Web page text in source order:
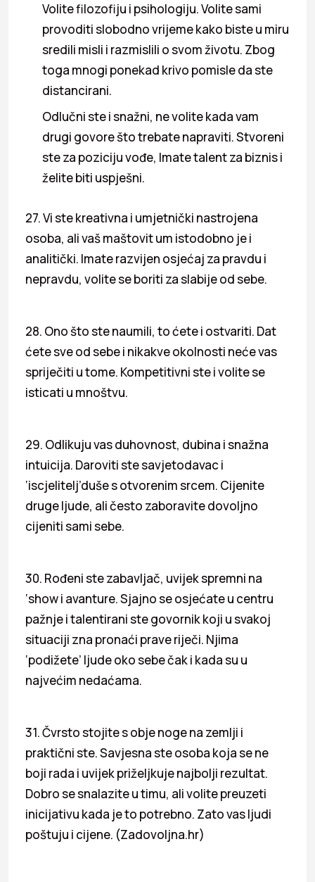
Volite filozofiju i psihologiju. Volite sami
provoditi slobodno vrijeme kako biste u miru
sredili misli i razmislili o svom životu. Zbog
toga mnogi ponekad krivo pomisle da ste
distancirani.
Odlučni ste i snažni, ne volite kada vam
drugi govore što trebate napraviti. Stvoreni
ste za poziciju vođe, Imate talent za biznis i
želite biti uspješni.
27. Vi ste kreativna i umjetnički nastrojena
osoba, ali vaš maštovit um istodobno je i
analitički. Imate razvijen osjećaj za pravdu i
nepravdu, volite se boriti za slabije od sebe.
28. Ono što ste naumili, to ćete i ostvariti. Dat
ćete sve od sebe i nikakve okolnosti neće vas
spriječiti u tome. Kompetitivni ste i volite se
isticati u mnoštvu.
29. Odlikuju vas duhovnost, dubina i snažna
intuicija. Daroviti ste savjetodavac i
‘iscjelitelj’duše s otvorenim srcem. Cijenite
druge ljude, ali često zaboravite dovoljno
cijeniti sami sebe.
30. Rođeni ste zabavljač, uvijek spremni na
‘show i avanture. Sjajno se osjećate u centru
pažnje i talentirani ste govornik koji u svakoj
situaciji zna pronaći prave riječi. Njima
‘podižete’ ljude oko sebe čak i kada su u
najvećim nedaćama.
31. Čvrsto stojite s obje noge na zemlji i
praktični ste. Savjesna ste osoba koja se ne
boji rada i uvijek priželjkuje najbolji rezultat.
Dobro se snalazite u timu, ali volite preuzeti
inicijativu kada je to potrebno. Zato vas ljudi
poštuju i cijene. (Zadovoljna.hr)